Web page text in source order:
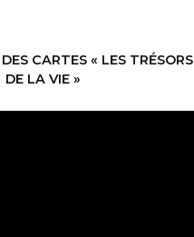
CARTES « LES TRÉSORS
DE LA VIE »